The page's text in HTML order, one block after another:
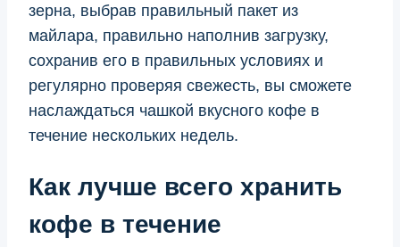
зерна, выбрав правильный пакет из
майлара, правильно наполнив загрузку,
сохранив его в правильных условиях и
регулярно проверяя свежесть, вы сможете
наслаждаться чашкой вкусного кофе в
течение нескольких недель.
Как лучше всего хранить
кофе в течение